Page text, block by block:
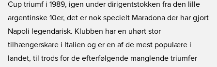
Cup triumf i 1989, igen under dirigentstokken fra den lille
argentinske 10er, det er nok specielt Maradona der har gjort
Napoli legendarisk. Klubben har en uhørt stor
tilhængerskare i Italien og er en af de mest populære i
landet, til trods for de efterfølgende manglende triumfer